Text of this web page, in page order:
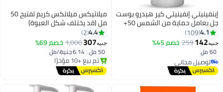
إينفينيتي إنفينيتي كير هيدرو بوست
جل بعامل حماية من الشمس 50+
مضاد للمعان 60 مل (قد يختلف
شكل العبوة)
4.1
109
جنيه142
259 خصم 45%
60 مل
توصيل مجاني
توصيل مجاني
ميلاتيكس ميلاتكس كريم تفتيح 50
مل (قد يختلف شكل العبوة)
4.4
2
جنيه307
1,000خصم 69%
50 مل |
توصيل مجاني
باقي 1 وحدات في المخزون
تم بيع +10 مؤخرًا
توصيل مجاني